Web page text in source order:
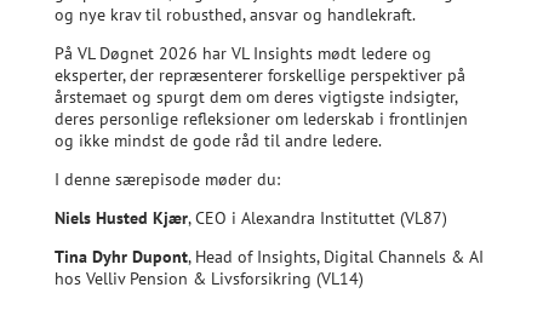
og nye krav til robusthed, ansvar og handlekraft.
På VL Døgnet 2026 har VL Insights mødt ledere og
eksperter, der repræsenterer forskellige perspektiver på
årstemaet og spurgt dem om deres vigtigste indsigter,
deres personlige refleksioner om lederskab i frontlinjen
og ikke mindst de gode råd til andre ledere.
I denne særepisode møder du:
Niels Husted Kjær, CEO i Alexandra Instituttet (VL87)
Tina Dyhr Dupont, Head of Insights, Digital Channels & AI
hos Velliv Pension & Livsforsikring (VL14)